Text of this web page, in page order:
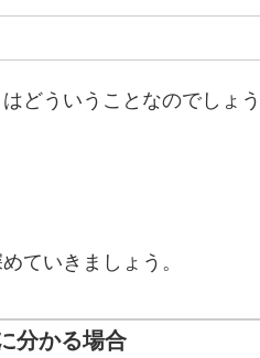
どういうことなのでしょう
ていきましょう。
分かる場合